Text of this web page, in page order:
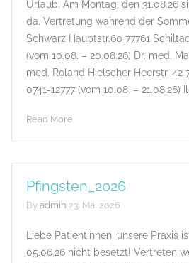
Urlaub. Am Montag, den 31.08.26
da. Vertretung während der
Schwarz Hauptstr.60 77761
(vom 10.08. – 20.08.26) Dr. med.
med. Roland Hielscher Heerstr. 42
0741-12777 (vom 10.08. – 21.08.26)
Read More
Pfingsten_2026
By admin 23. Mai 2026
Liebe Patientinnen, unsere Praxis
05.06.26 nicht besetzt! Vertreten